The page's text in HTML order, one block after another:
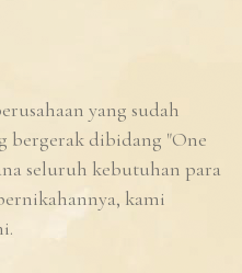
yang sudah
bergerak dibidang "One
seluruh kebutuhan para
kami